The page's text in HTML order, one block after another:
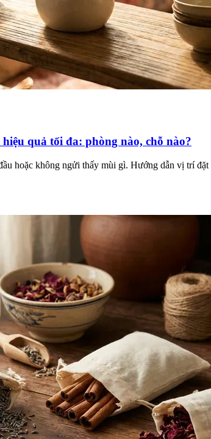
quả tối đa: phòng nào, chỗ nào?
hoặc không ngửi thấy mùi gì. Hướng dẫn vị trí